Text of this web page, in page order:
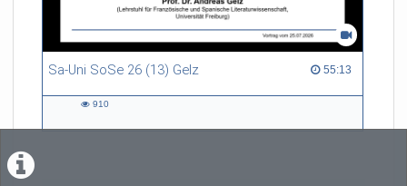
Sa-Uni SoSe 26 (13) Gelz 55:13
55:13 duration
910